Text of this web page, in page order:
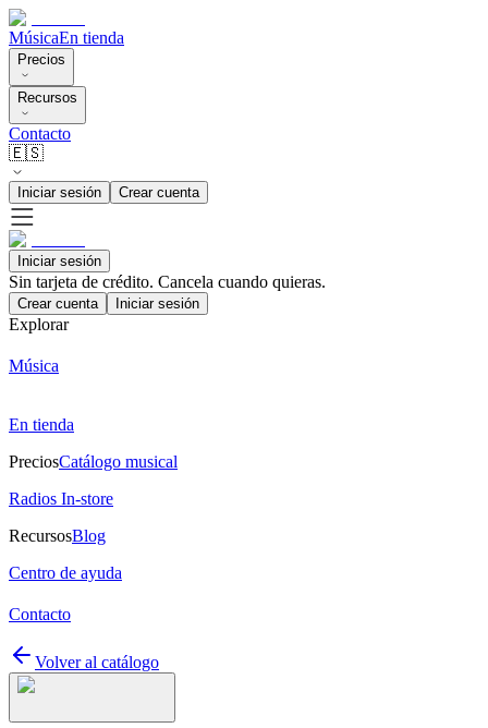
MúsicaEn tienda
Precios
Recursos
Contacto
🇪🇸
Iniciar sesión Crear cuenta
Iniciar sesión
Sin tarjeta de crédito. Cancela cuando quieras.
Crear cuenta Iniciar sesión
Explorar
Música
En tienda
PreciosCatálogo musical
Radios In-store
RecursosBlog
Centro de ayuda
Contacto
Volver al catálogo